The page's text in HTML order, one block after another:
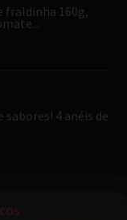
fraldinha 160g,
sabores! 4 anéis de